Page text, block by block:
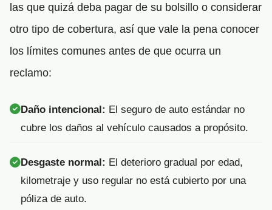
las que quizá deba pagar de su bolsillo o considerar
otro tipo de cobertura, así que vale la pena conocer
los límites comunes antes de que ocurra un
reclamo:
Daño intencional: El seguro de auto estándar no
cubre los daños al vehículo causados a propósito.
Desgaste normal: El deterioro gradual por edad,
kilometraje y uso regular no está cubierto por una
póliza de auto.